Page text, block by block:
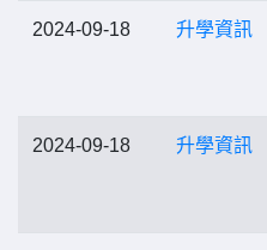
2024-09-18 升學資訊
2024-09-18 升學資訊